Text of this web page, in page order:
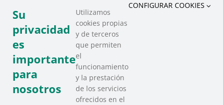
Su
privacidad
es
importante
para
nosotros
Utilizamos
cookies propias
y de terceros
que permiten
el
funcionamiento
y la prestación
de los servicios
ofrecidos en el
CONFIGURAR COOKIES